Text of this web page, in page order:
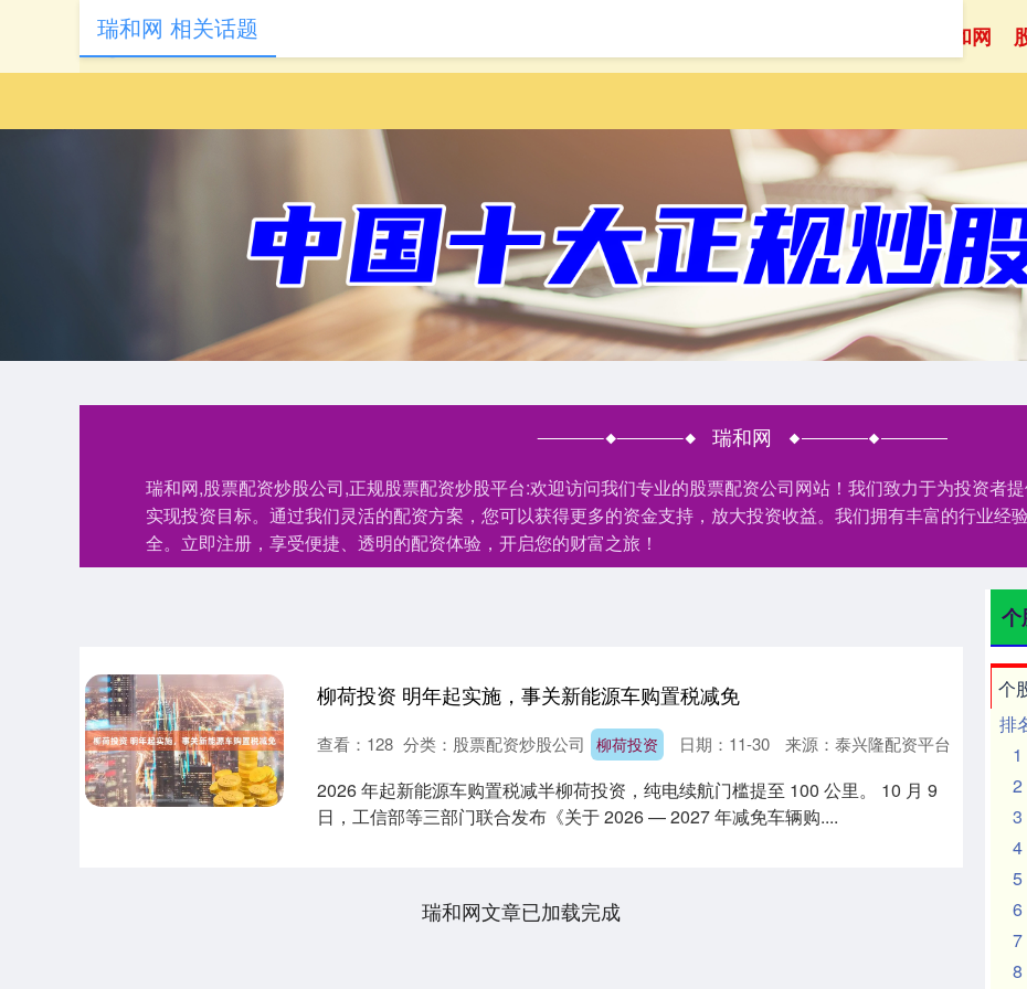
瑞和网
瑞和网
瑞和网,股票配资炒股公司,正规股票配资炒股平台:欢迎访问我们专业的股票配资公司网站！我们致力于为投资者
实现投资目标。通过我们灵活的配资方案，您可以获得更多的资金支持，放大投资收益。我们拥有丰富的行业经
全。立即注册，享受便捷、透明的配资体验，开启您的财富之旅！
瑞和网 相关话题
柳荷投资 明年起实施，事关新能源车购置税减免
柳荷投资 日期：11-30 来源：泰兴隆配资平台
查看： 128 分类： 股票配资炒股公司
2026 年起新能源车购置税减半柳荷投资，纯电续航门槛提至 100 公里。 10 月 9
日，工信部等三部门联合发布《关于 2026 — 2027 年减免车辆购....
瑞和网文章已加载完成
个
个
排
1
2
3
4
5
6
7
8